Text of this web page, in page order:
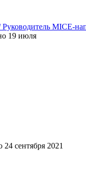
MICE-
19 июля
24 сентября 2021